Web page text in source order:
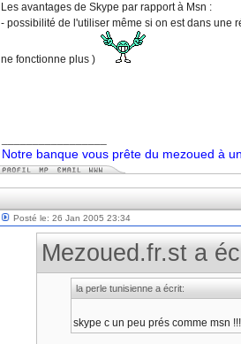
Les avantages de Skype par rapport à Msn :
- possibilité de l'utiliser même si on est dans une
ne fonctionne plus )
Notre banque vous prête du mezoued à
Posté le: 26 Jan 2005 23:34
Mezoued.fr.st a
la perle tunisienne a écrit:
skype c un peu prés comme msn